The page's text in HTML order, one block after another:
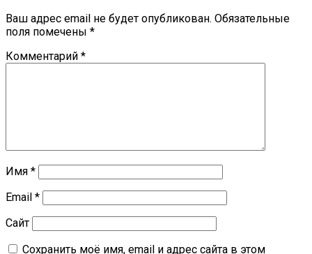
Ваш адрес email не будет опубликован. Обязательные
поля помечены *
Комментарий *
Имя *
Email *
Сайт
Сохранить моё имя, email и адрес сайта в этом